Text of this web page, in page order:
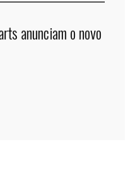
anunciam o novo